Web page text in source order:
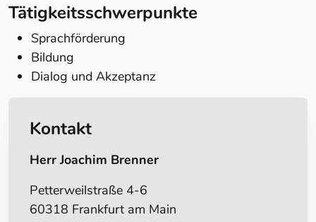
Tätigkeitsschwerpunkte
Sprachförderung
Bildung
Dialog und Akzeptanz
Kontakt
Herr Joachim Brenner
Petterweilstraße 4-6
60318 Frankfurt am Main